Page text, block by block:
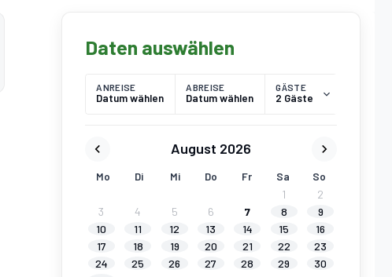
Daten auswählen
ANREISE
Datum wählen
ABREISE
Datum wählen
GÄSTE
2 Gäste
August 2026
Mo Di Mi Do Fr Sa
So
1
2
3
4 5 6 7 8
9
10
11 12 13 14 15
16
17
18 19 20 21 22
23
24
25 26 27 28 29
30